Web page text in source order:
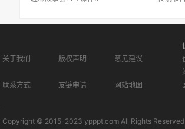
关于我们 版权声明 意见建议
联系方式 友链申请 网站地图
Copyright © 2015-2023 ypppt.com All Rights Reserved.